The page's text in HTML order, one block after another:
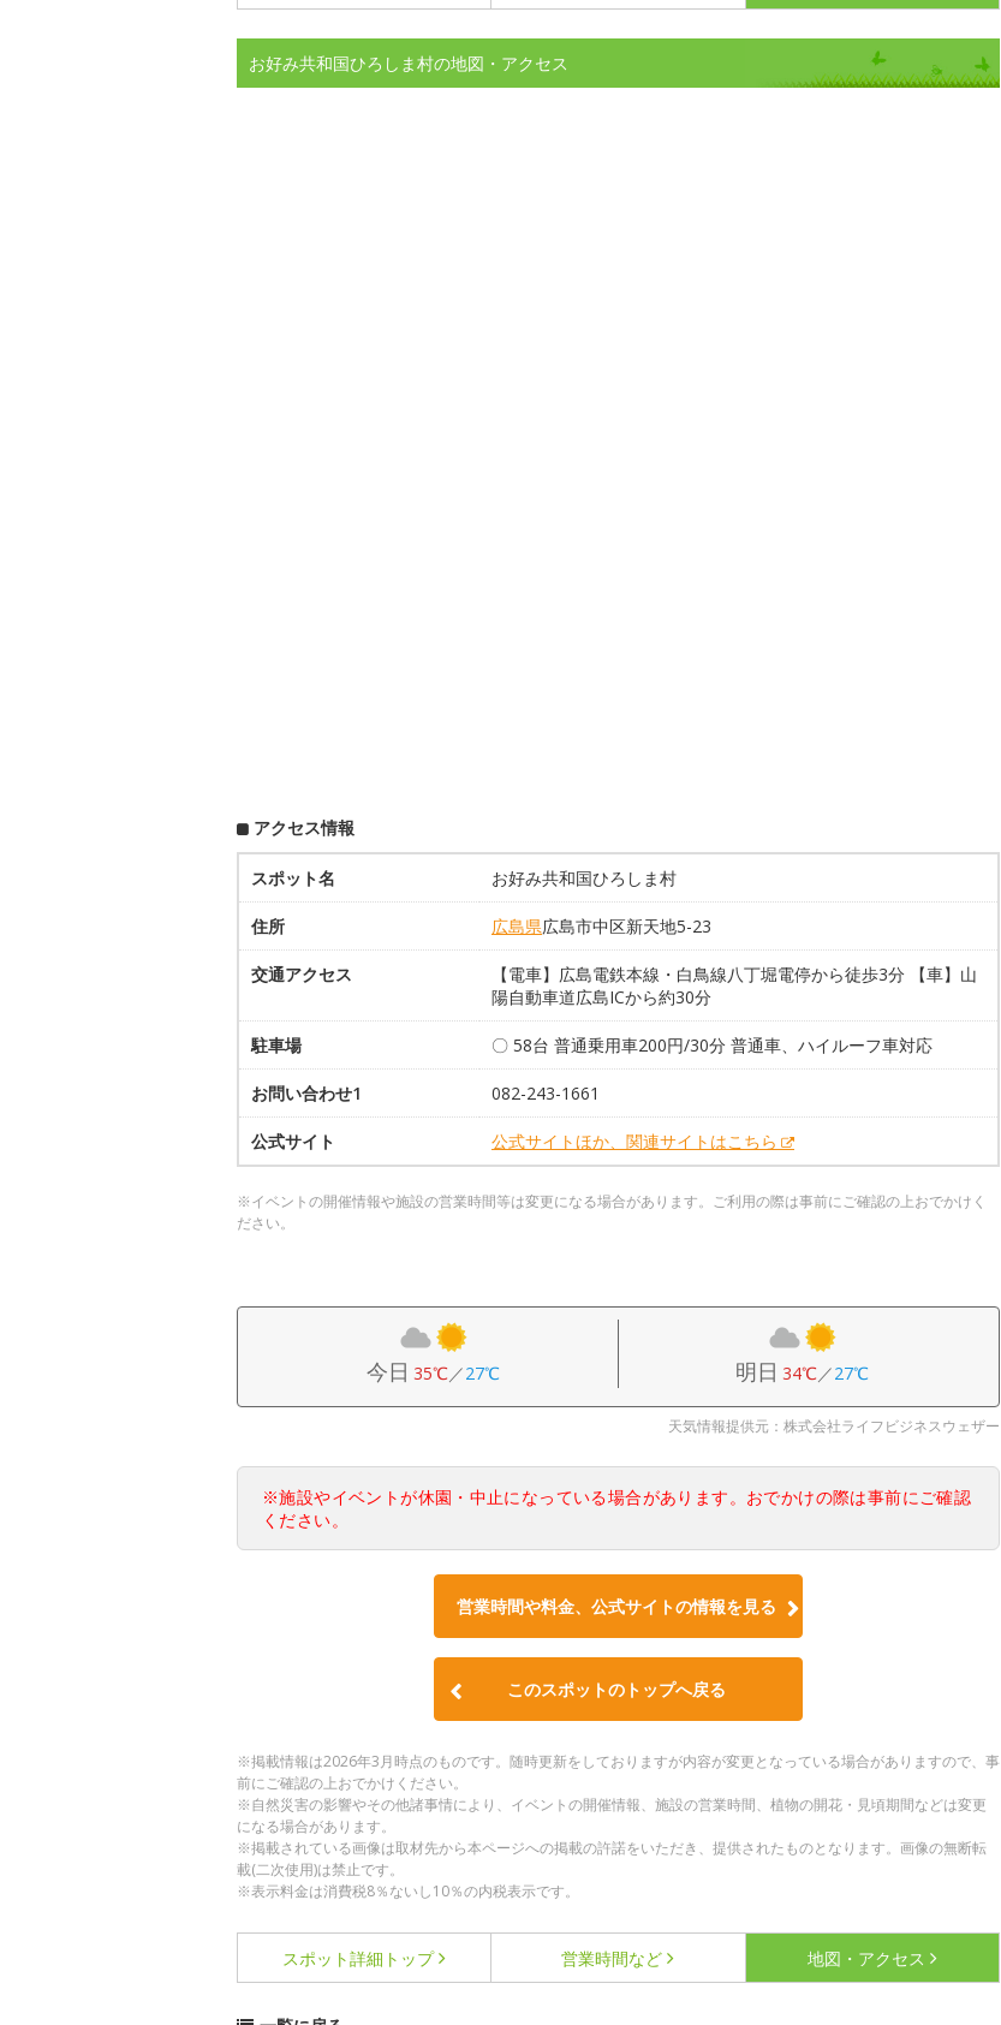
お好み共和国ひろしま村の地図・アクセス
アクセス情報
スポット名 お好み共和国ひろしま村
住所 広島県広島市中区新天地5-23
交通アクセス
【電車】広島電鉄本線・白鳥線八丁堀電停から徒歩3分 【車】山
陽自動車道広島ICから約30分
駐車場 〇 58台 普通乗用車200円/30分 普通車、ハイルーフ車対応
お問い合わせ1 082-243-1661
公式サイト 公式サイトほか、関連サイトはこちら
※イベントの開催情報や施設の営業時間等は変更になる場合があります。ご利用の際は事前にご確認の上おでかけく
ださい。
今日 35℃／27℃ 明日 34℃／27℃
天気情報提供元：株式会社ライフビジネスウェザー
※施設やイベントが休園・中止になっている場合があります。おでかけの際は事前にご確認
ください。
営業時間や料金、公式サイトの情報を見る
このスポットのトップへ戻る
※掲載情報は2026年3月時点のものです。随時更新をしておりますが内容が変更となっている場合がありますので、事
前にご確認の上おでかけください。
※自然災害の影響やその他諸事情により、イベントの開催情報、施設の営業時間、植物の開花・見頃期間などは変更
になる場合があります。
※掲載されている画像は取材先から本ページへの掲載の許諾をいただき、提供されたものとなります。画像の無断転
載(二次使用)は禁止です。
※表示料金は消費税8％ないし10％の内税表示です。
スポット詳細 トップ 営業時間など 地図・アクセス